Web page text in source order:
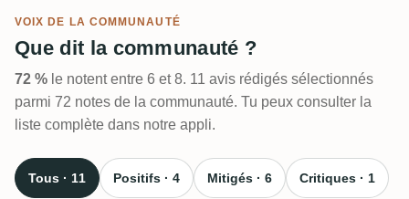
VOIX DE LA COMMUNAUTÉ
Que dit la communauté ?
72 % le notent entre 6 et 8. 11 avis rédigés sélectionnés
parmi 72 notes de la communauté. Tu peux consulter la
liste complète dans notre appli.
Tous · 11 Positifs · 4 Mitigés · 6 Critiques · 1